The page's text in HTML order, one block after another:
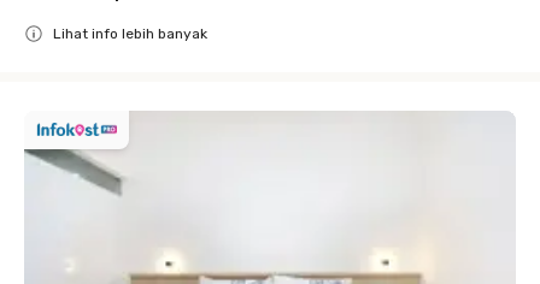
Lihat info lebih banyak